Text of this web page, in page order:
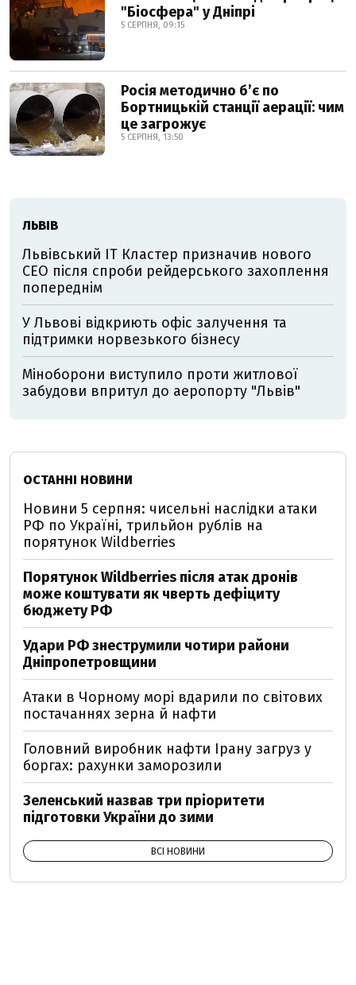
"Біосфера" у Дніпрі
5 СЕРПНЯ, 09:15
Росія методично б’є по
Бортницькій станції аерації: чим
це загрожує
5 СЕРПНЯ, 13:50
ЛЬВІВ
Львівський IT Кластер призначив нового
CEO після спроби рейдерського захоплення
попереднім
У Львові відкриють офіс залучення та
підтримки норвезького бізнесу
Міноборони виступило проти житлової
забудови впритул до аеропорту "Львів"
ОСТАННІ НОВИНИ
Новини 5 серпня: чисельні наслідки атаки
РФ по Україні, трильйон рублів на
порятунок Wildberries
Порятунок Wildberries після атак дронів
може коштувати як чверть дефіциту
бюджету РФ
Удари РФ знеструмили чотири райони
Дніпропетровщини
Атаки в Чорному морі вдарили по світових
постачаннях зерна й нафти
Головний виробник нафти Ірану загруз у
боргах: рахунки заморозили
Зеленський назвав три пріоритети
підготовки України до зими
ВСІ НОВИНИ